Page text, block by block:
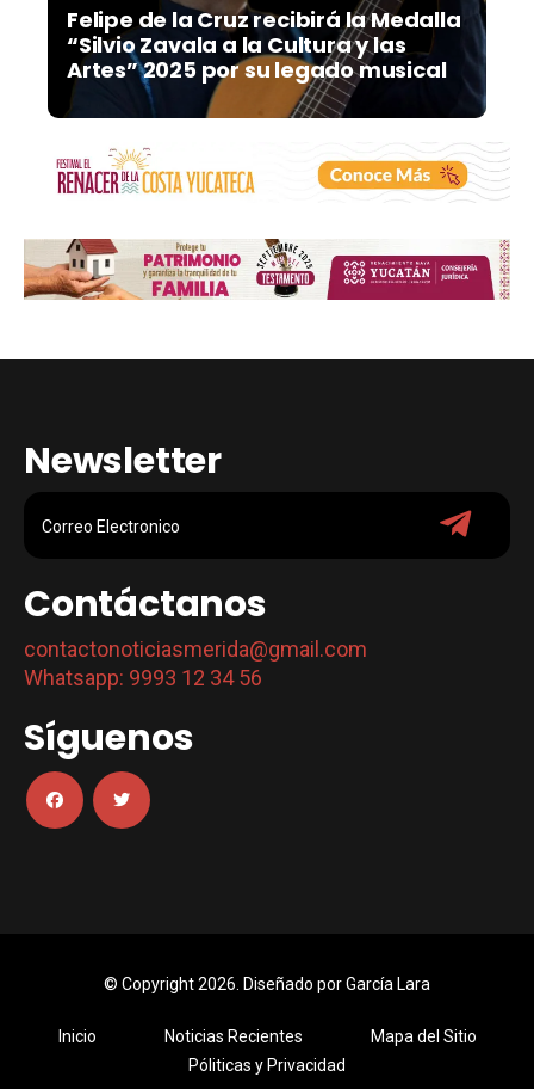
Felipe de la Cruz recibirá la Medalla
“Silvio Zavala a la Cultura y las
Artes” 2025 por su legado musical
Newsletter
Contáctanos
contactonoticiasmerida@gmail.com
Whatsapp: 9993 12 34 56
Síguenos
© Copyright 2026. Diseñado porGarcía Lara
Inicio Noticias Recientes
Mapa del Sitio
Póliticas y Privacidad